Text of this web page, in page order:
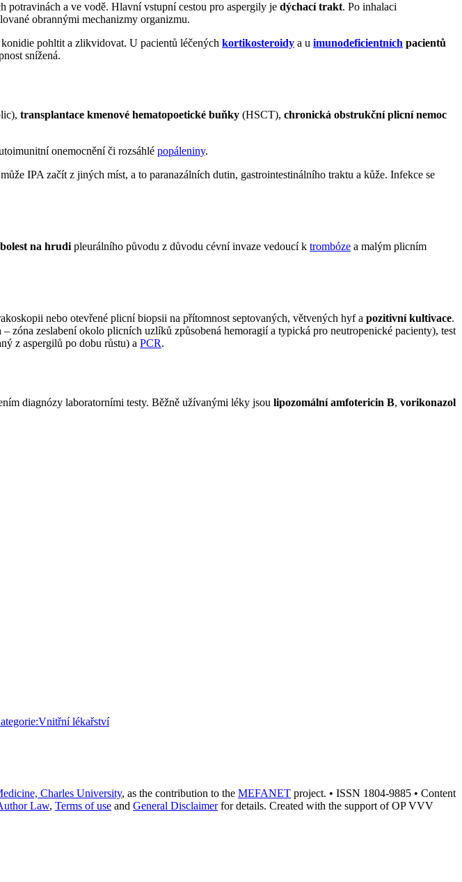
potravinách a ve vodě. Hlavní vstupní cestou pro aspergily je dýchací trakt. Po inhalaci
obrannými mechanizmy organizmu.
pohltit a zlikvidovat. U pacientů léčených kortikosteroidy a u imunodeficientních pacientů
snížená.
transplantace kmenové hematopoetické buňky (HSCT), chronická obstrukční plicní nemoc
onemocnění či rozsáhlé popáleniny.
IPA začít z jiných míst, a to paranazálních dutin, gastrointestinálního traktu a kůže. Infekce se
bolest na hrudi pleurálního původu z důvodu cévní invaze vedoucí k trombóze a malým plicním
nebo otevřené plicní biopsii na přítomnost septovaných, větvených hyf a pozitivní kultivace.
– zóna zeslabení okolo plicních uzlíků způsobená hemoragií a typická pro neutropenické pacienty), test
z aspergilů po dobu růstu) a PCR.
diagnózy laboratorními testy. Běžně užívanými léky jsou lipozomální amfotericin B, vorikonazol
lékařství
Charles University, as the contribution to the MEFANET project. • ISSN 1804-9885 • Content
Law, Terms of use and General Disclaimerfor details. Created with the support of OP VVV